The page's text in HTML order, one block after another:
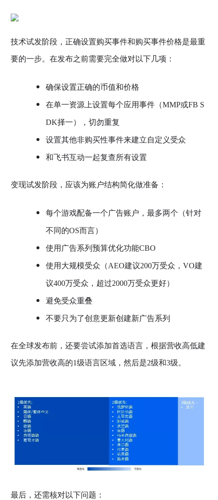
技术试发阶段，正确设置购买事件和购买事件价格是最重
要的一步。在发布之前需要完全做对以下几项：
确保设置正确的币值和价格
在单一资源上设置每个应用事件（MMP或FB S
DK择一），切勿重复
设置其他非购买性事件来建立自定义受众
和飞书互动一起复查所有设置
变现试发阶段，应该为账户结构简化做准备：
每个游戏配备一个广告账户，最多两个（针对
不同的OS而言）
使用广告系列预算优化功能CBO
使用大规模受众（AEO建议200万受众，VO建
议400万受众，超过2000万受众更好）
避免受众重叠
不要只为了创意更新创建新广告系列
在全球发布前，还要尝试添加首选语言，根据营收高低建
议先添加营收高的1级语言区域，然后是2级和3级。
最后，还需核对以下问题：